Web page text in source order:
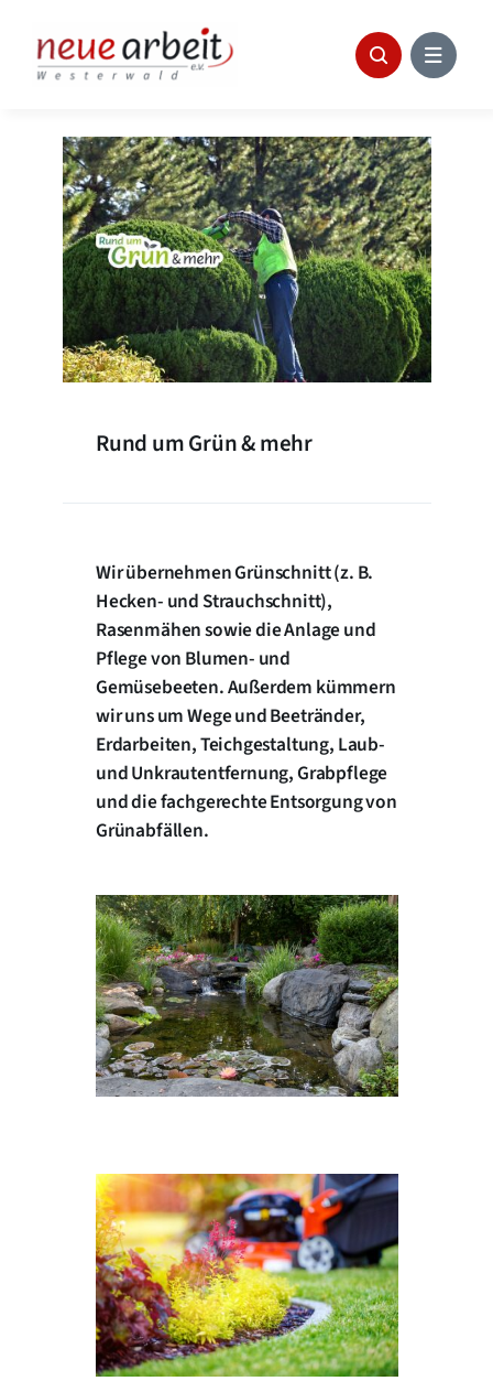
content
Rund um Grün & mehr
Wir übernehmen Grünschnitt (z. B.
Hecken- und Strauchschnitt),
Rasenmähen sowie die Anlage und
Pflege von Blumen- und
Gemüsebeeten. Außerdem kümmern
wir uns um Wege und Beetränder,
Erdarbeiten, Teichgestaltung, Laub-
und Unkrautentfernung, Grabpflege
und die fachgerechte Entsorgung von
Grünabfällen.